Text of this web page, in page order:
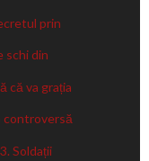
prin
schi din
că va grația
controversă
Soldații